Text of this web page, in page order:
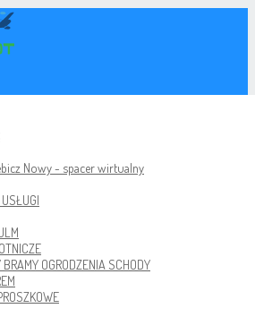
Nowy - spacer wirtualny
OGRODZENIA SCHODY